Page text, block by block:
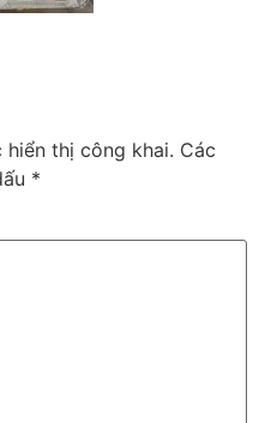
hiển thị công khai. Các
*